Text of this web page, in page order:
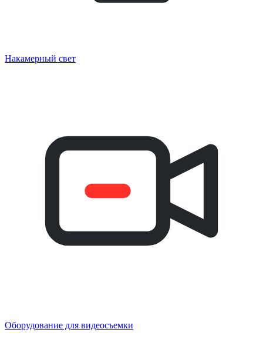
Накамерный свет
Оборудование для видеосъемки